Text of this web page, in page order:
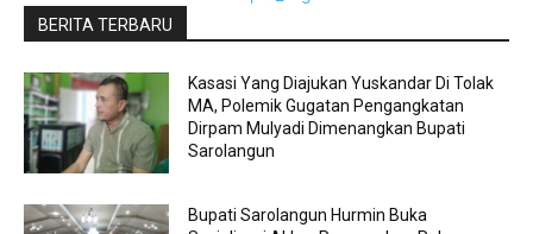
BERITA TERBARU
Kasasi Yang Diajukan Yuskandar Di Tolak
MA, Polemik Gugatan Pengangkatan
Dirpam Mulyadi Dimenangkan Bupati
Sarolangun
Bupati Sarolangun Hurmin Buka